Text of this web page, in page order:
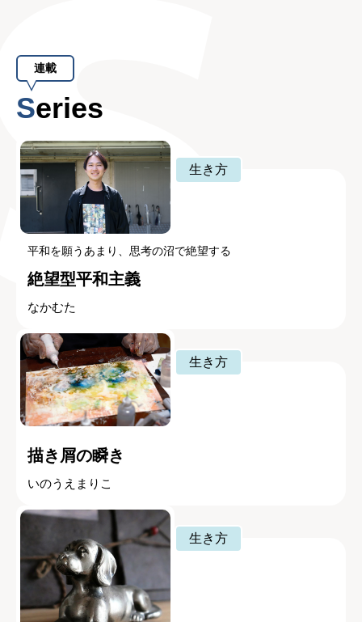
連載
Series
生き方
平和を願うあまり、思考の沼で絶望する
絶望型平和主義
なかむた
生き方
描き屑の瞬き
いのうえまりこ
生き方